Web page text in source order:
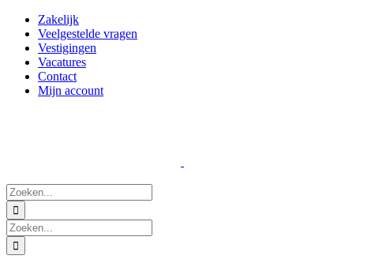
naar
inhoud
Zakelijk
Veelgestelde vragen
Vestigingen
Vacatures
Contact
Mijn account
Zoeken
naar:
Zoeken
naar: